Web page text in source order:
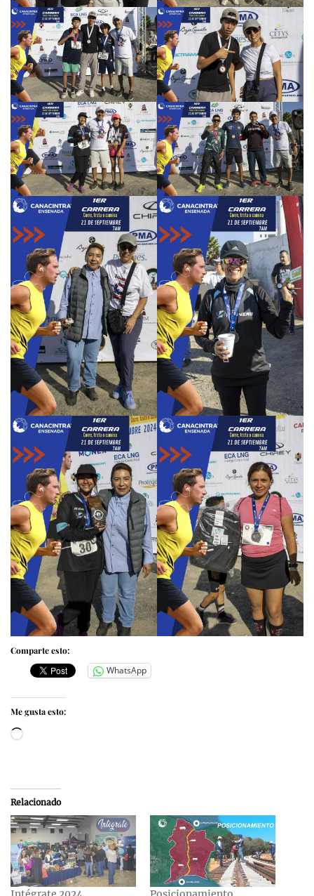
Comparte esto:
WhatsApp
Me gusta esto:
Cargando...
Relacionado